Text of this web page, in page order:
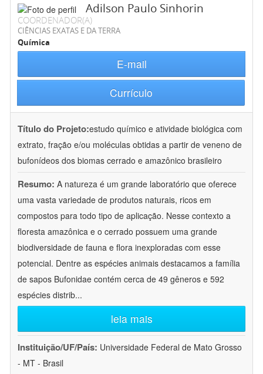
Adilson Paulo Sinhorin
COORDENADOR(A)
CIÊNCIAS EXATAS E DA TERRA
Química
E-mail
Currículo
Título do Projeto:estudo químico e atividade biológica com
extrato, fração e/ou moléculas obtidas a partir de veneno de
bufonídeos dos biomas cerrado e amazônico brasileiro
Resumo: A natureza é um grande laboratório que oferece
uma vasta variedade de produtos naturais, ricos em
compostos para todo tipo de aplicação. Nesse contexto a
floresta amazônica e o cerrado possuem uma grande
biodiversidade de fauna e flora inexploradas com esse
potencial. Dentre as espécies animais destacamos a família
de sapos Bufonidae contém cerca de 49 gêneros e 592
espécies distrib...
leia mais
Instituição/UF/País: Universidade Federal de Mato Grosso
- MT - Brasil